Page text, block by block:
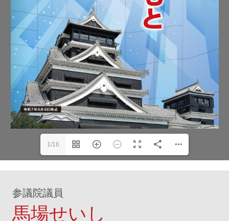
1/16
参議院議員
馬場せいし